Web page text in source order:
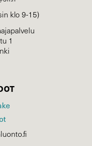
klo 9-15)
1